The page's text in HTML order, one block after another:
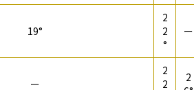
19°
2
2
°
ー
ー
2
2
2